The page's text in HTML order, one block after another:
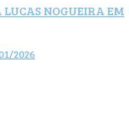
LUCAS NOGUEIRA EM
2026